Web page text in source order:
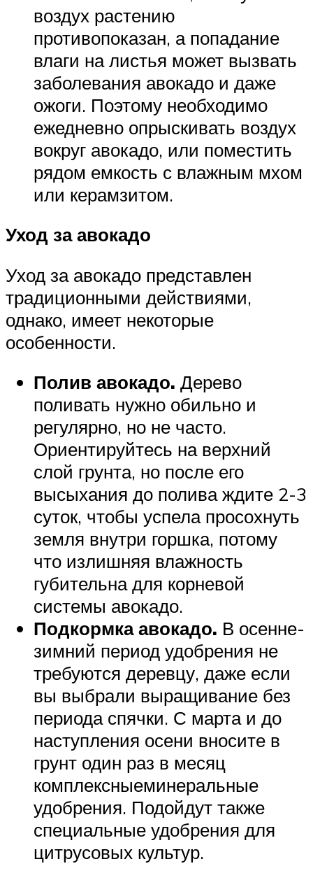
воздух растению
противопоказан, а попадание
влаги на листья может вызвать
заболевания авокадо и даже
ожоги. Поэтому необходимо
ежедневно опрыскивать воздух
вокруг авокадо, или поместить
рядом емкость с влажным мхом
или керамзитом.
Уход за авокадо
Уход за авокадо представлен
традиционными действиями,
однако, имеет некоторые
особенности.
Полив авокадо. Дерево
поливать нужно обильно и
регулярно, но не часто.
Ориентируйтесь на верхний
слой грунта, но после его
высыхания до полива ждите 2-3
суток, чтобы успела просохнуть
земля внутри горшка, потому
что излишняя влажность
губительна для корневой
системы авокадо.
Подкормка авокадо. В осенне-
зимний период удобрения не
требуются деревцу, даже если
вы выбрали выращивание без
периода спячки. С марта и до
наступления осени вносите в
грунт один раз в месяц
комплексныеминеральные
удобрения. Подойдут также
специальные удобрения для
цитрусовых культур.